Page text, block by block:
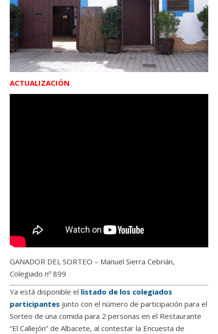
ACTUALIZACIÓN
GANADOR DEL SORTEO – Manuel Sierra Cebrián,
Colegiado nº 899
Ya está disponible el listado de los colegiados
participantes junto con el número de participación para el
Sorteo de una comida para 2 personas en el Restaurante
“El Callejón” de Albacete, al contestar la Encuesta de